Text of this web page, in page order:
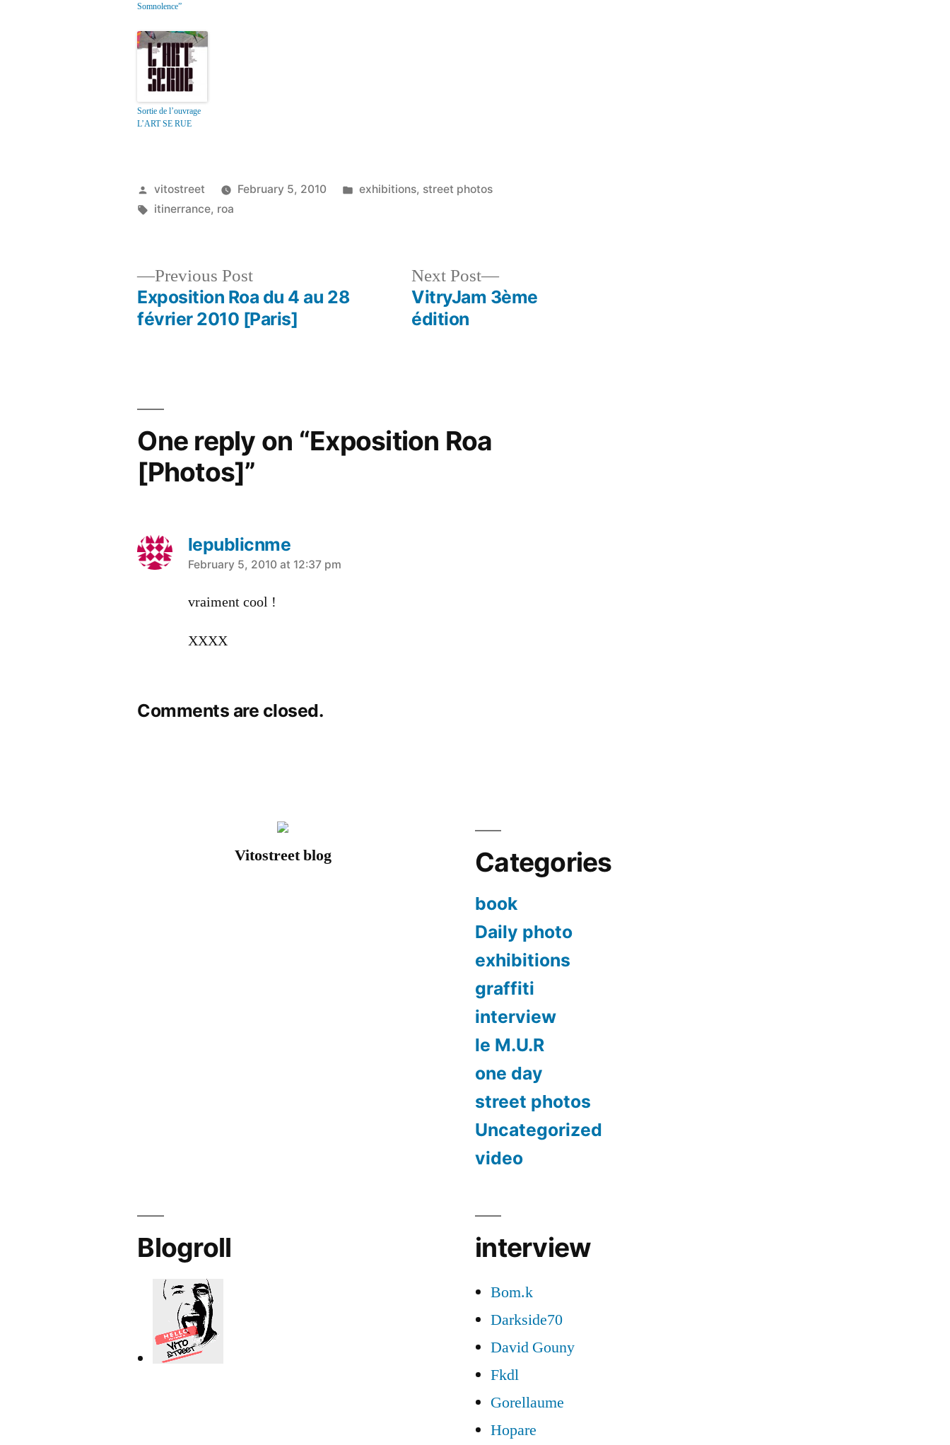
Somnolence”
Sortie de l’ouvrage
L’ART SE RUE
Posted
by
vitostreet February 5, 2010
Posted
exhibitions, street photos
Tags:
itinerrance, roa
Previous PostPrevious
post:
Exposition Roa du 4 au 28
février 2010 [Paris]
Next Post
Next
post:
VitryJam 3ème
édition
One reply on “Exposition Roa
[Photos]”
lepublicnme
says:
February 5, 2010 at 12:37 pm
vraiment cool !
XXXX
Comments are closed.
Vitostreet blog Categories
book
Daily photo
exhibitions
graffiti
interview
le M.U.R
one day
street photos
Uncategorized
video
Blogroll interview
Bom.k
Darkside70
David Gouny
Fkdl
Gorellaume
Hopare